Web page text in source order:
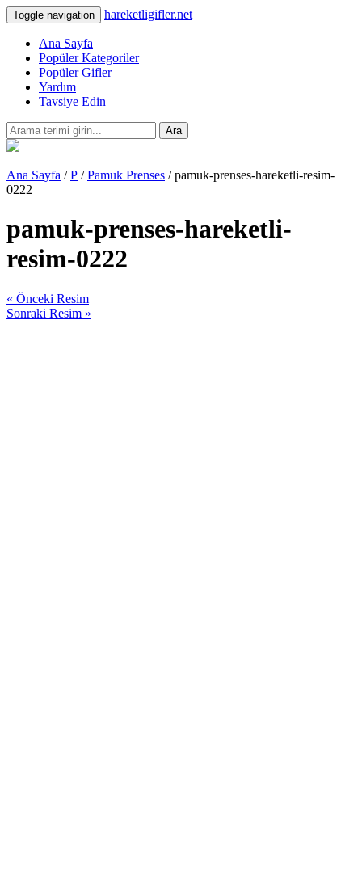
Toggle navigation hareketligifler.net
Ana Sayfa
Popüler Kategoriler
Popüler Gifler
Yardım
Tavsiye Edin
Ara
Ana Sayfa /P /Pamuk Prenses / pamuk-prenses-hareketli-resim-
0222
pamuk-prenses-hareketli-
resim-0222
« Önceki Resim
Sonraki Resim »